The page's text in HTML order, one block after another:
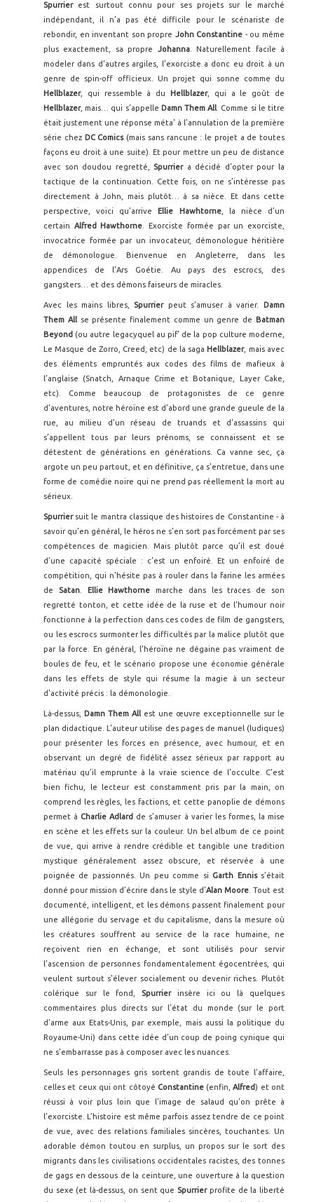
Spurrierest surtout connu pour ses projets sur le marché
indépendant, il n’a pas été difficile pour le scénariste de
rebondir, en inventant son propre John Constantine - ou même
plus exactement, sa propre Johanna. Naturellement facile à
modeler dans d’autres argiles, l’exorciste a donc eu droit à un
genre de spin-off officieux. Un projet qui sonne comme du
Hellblazer, qui ressemble à du Hellblazer, qui a le goût de
Hellblazer, mais… qui s’appelle Damn Them All . Comme si le titre
était justement une réponse méta’ à l’annulation de la première
série chez DC Comics(mais sans rancune : le projet a de toutes
façons eu droit à une suite). Et pour mettre un peu de distance
avec son doudou regretté, Spurriera décidé d’opter pour la
tactique de la continuation. Cette fois, on ne s’intéresse pas
directement à John, mais plutôt… à sa nièce. Et dans cette
perspective, voici qu’arrive
Ellie Hawhtorne, la nièce d’un
certain Alfred Hawthorne . Exorciste formée par un exorciste,
invocatrice formée par un invocateur, démonologue héritière
de démonologue. Bienvenue en Angleterre, dans les
appendices de l’Ars Goétie. Au pays des escrocs, des
gangsters… et des démons faiseurs de miracles.
Avec les mains libres, Spurrierpeut s’amuser à varier.
Damn
Them Allse présente finalement comme un genre de
Batman
Beyond (ou autre legacyquel au pif’ de la pop culture moderne,
Le Masque de Zorro, Creed, etc) de la saga Hellblazer, mais avec
des éléments empruntés aux codes des films de mafieux à
l’anglaise (Snatch, Arnaque Crime et Botanique, Layer Cake,
etc). Comme beaucoup de protagonistes de ce genre
d’aventures, notre héroïne est d’abord une grande gueule de la
rue, au milieu d’un réseau de truands et d’assassins qui
s’appellent tous par leurs prénoms, se connaissent et se
détestent de générations en générations. Ca vanne sec, ça
argote un peu partout, et en définitive, ça s’entretue, dans une
forme de comédie noire qui ne prend pas réellement la mort au
sérieux.
Spurriersuit le mantra classique des histoires de Constantine - à
savoir qu’en général, le héros ne s’en sort pas forcément par ses
compétences de magicien. Mais plutôt parce qu’il est doué
d’une capacité spéciale : c’est un enfoiré. Et un enfoiré de
compétition, qui n’hésite pas à rouler dans la farine les armées
de
Satan. Ellie Hawthorne marche dans les traces de son
regretté tonton, et cette idée de la ruse et de l’humour noir
fonctionne à la perfection dans ces codes de film de gangsters,
ou les escrocs surmonter les difficultés par la malice plutôt que
par la force. En général, l’héroïne ne dégaine pas vraiment de
boules de feu, et le scénario propose une économie générale
dans les effets de style qui résume la magie à un secteur
d’activité précis : la démonologie.
Là-dessus, Damn Them All est une œuvre exceptionnelle sur le
plan didactique. L’auteur utilise des pages de manuel (ludiques)
pour présenter les forces en présence, avec humour, et en
observant un degré de fidélité assez sérieux par rapport au
matériau qu’il emprunte à la vraie science de l’occulte. C’est
bien fichu, le lecteur est constamment pris par la main, on
comprend les règles, les factions, et cette panoplie de démons
permet à Charlie Adlard de s’amuser à varier les formes, la mise
en scène et les effets sur la couleur. Un bel album de ce point
de vue, qui arrive à rendre crédible et tangible une tradition
mystique généralement assez obscure, et réservée à une
poignée de passionnés. Un peu comme si Garth Enniss’était
donné pour mission d’écrire dans le style d’Alan Moore . Tout est
documenté, intelligent, et les démons passent finalement pour
une allégorie du servage et du capitalisme, dans la mesure où
les créatures souffrent au service de la race humaine, ne
reçoivent rien en échange, et sont utilisés pour servir
l’ascension de personnes fondamentalement égocentrées, qui
veulent surtout s’élever socialement ou devenir riches. Plutôt
colérique sur le fond, Spurrierinsère ici ou là quelques
commentaires plus directs sur l’état du monde (sur le port
d’arme aux Etats-Unis, par exemple, mais aussi la politique du
Royaume-Uni) dans cette idée d’un coup de poing cynique qui
ne s’embarrasse pas à composer avec les nuances.
Seuls les personnages gris sortent grandis de toute l’affaire,
celles et ceux qui ont côtoyé Constantine(enfin,Alfred) et ont
réussi à voir plus loin que l’image de salaud qu’on prête à
l’exorciste. L’histoire est même parfois assez tendre de ce point
de vue, avec des relations familiales sincères, touchantes. Un
adorable démon toutou en surplus, un propos sur le sort des
migrants dans les civilisations occidentales racistes, des tonnes
de gags en dessous de la ceinture, une ouverture à la question
du sexe (et là-dessus, on sent que Spurrierprofite de la liberté